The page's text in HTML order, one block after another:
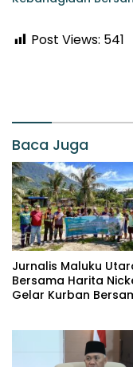
Post Views: 541
Baca Juga
Jurnalis Maluku
Bersama Harita
Gelar Kurban